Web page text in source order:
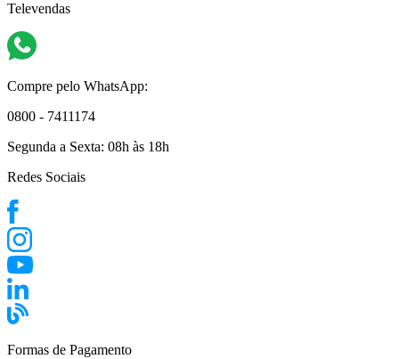
Televendas
Compre pelo WhatsApp:
0800 - 7411174
Segunda a Sexta: 08h às 18h
Redes Sociais
Formas de Pagamento